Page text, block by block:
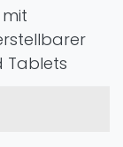
Tablets